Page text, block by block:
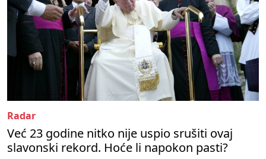
Radar
Već 23 godine nitko nije uspio srušiti ovaj
slavonski rekord. Hoće li napokon pasti?